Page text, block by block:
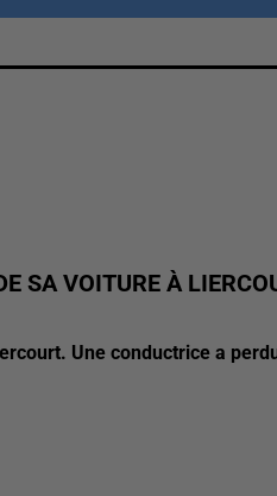
SA VOITURE À
Une conductrice a